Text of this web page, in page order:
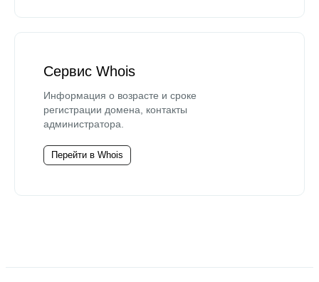
Сервис Whois
Информация о возрасте и сроке
регистрации домена, контакты
администратора.
Перейти в Whois